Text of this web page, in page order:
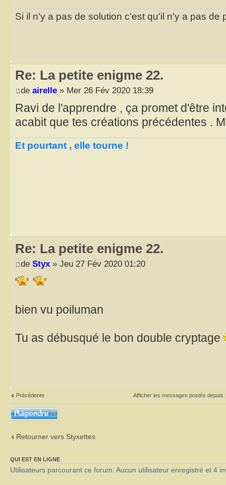
Si il n'y a pas de solution c'est qu'il n'y a pas de
Re: La petite enigme 22.
de airelle » Mer 26 Fév 2020 18:39
Ravi de l'apprendre , ça promet d'être
acabit que tes créations précédentes .
Et pourtant , elle tourne !
Re: La petite enigme 22.
de Styx » Jeu 27 Fév 2020 01:20
bien vu poiluman
Tu as débusqué le bon double cryptage
Précédente Afficher les messages postés depuis:
Répondre
Retourner vers Styxettes
QUI EST EN LIGNE
Utilisateurs parcourant ce forum: Aucun utilisateur enregistré et 4